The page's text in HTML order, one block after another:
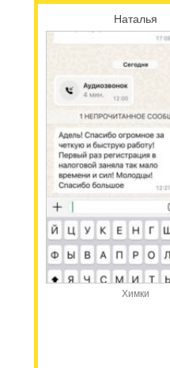
Наталья
Химки